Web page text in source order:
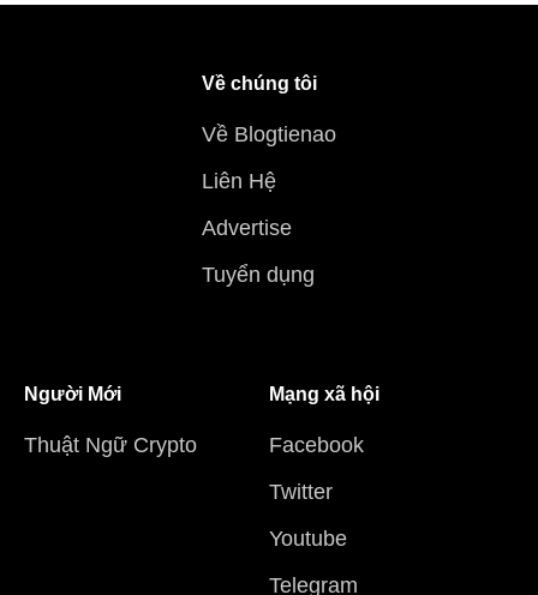
Về chúng tôi
Về Blogtienao
Liên Hệ
Advertise
Tuyển dụng
Người Mới
Thuật Ngữ Crypto
Mạng xã hội
Facebook
Twitter
Youtube
Telegram